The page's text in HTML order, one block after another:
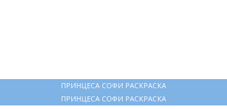
ПРИНЦЕСА СОФИ РАСКРАСКА
ПРИНЦЕСА СОФИ РАСКРАСКА